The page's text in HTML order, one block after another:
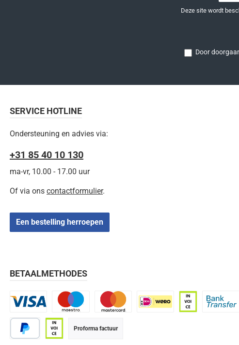
Deze site wordt
Door
SERVICE HOTLINE
Ondersteuning en advies via:
+31 85 40 10 130
ma-vr, 10.00 - 17.00 uur
Of via ons contactformulier.
Een bestelling herroepen
BETAALMETHODES
Proforma factuur
Visa Maestro